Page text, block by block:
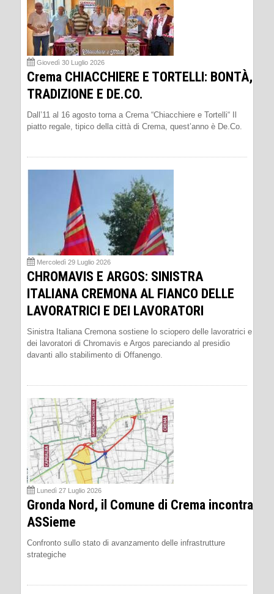
Giovedì 30 Luglio 2026
Crema CHIACCHIERE E TORTELLI: BONTÀ,
TRADIZIONE E DE.CO.
Dall’11 al 16 agosto torna a Crema “Chiacchiere e Tortelli“ Il
piatto regale, tipico della città di Crema, quest’anno è De.Co.
Mercoledì 29 Luglio 2026
CHROMAVIS E ARGOS: SINISTRA
ITALIANA CREMONA AL FIANCO DELLE
LAVORATRICI E DEI LAVORATORI
Sinistra Italiana Cremona sostiene lo sciopero delle lavoratrici e
dei lavoratori di Chromavis e Argos pareciando al presidio
davanti allo stabilimento di Offanengo.
Lunedì 27 Luglio 2026
Gronda Nord, il Comune di Crema incontra
ASSieme
Confronto sullo stato di avanzamento delle infrastrutture
strategiche